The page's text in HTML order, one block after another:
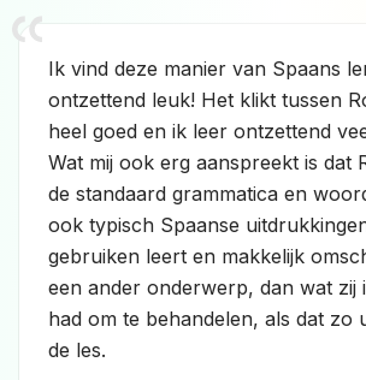
Ik vind deze manier van Spaans
ontzettend leuk! Het klikt tussen
heel goed en ik leer ontzettend
Wat mij ook erg aanspreekt is dat
de standaard grammatica en
ook typisch Spaanse
gebruiken leert en makkelijk
een ander onderwerp, dan wat zij
had om te behandelen, als dat zo
de les.